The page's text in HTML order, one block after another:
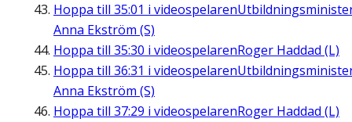
Hoppa till 35:01 i videospelaren
Anna Ekström (S)
Hoppa till 35:30 i videospelarenRoger Haddad (L)
Hoppa till 36:31 i videospelaren
Anna Ekström (S)
Hoppa till 37:29 i videospelarenRoger Haddad (L)